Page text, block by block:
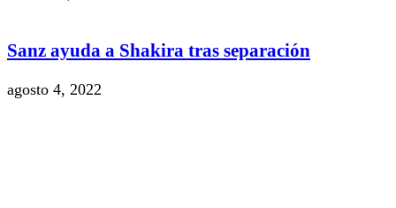
Sanz ayuda a Shakira tras separación
agosto 4, 2022